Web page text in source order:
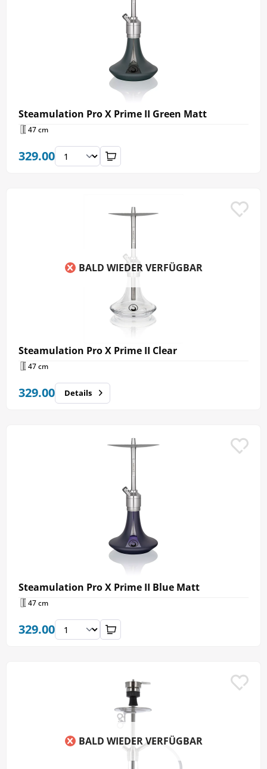
Steamulation Pro X Prime II Green Matt
47 cm
329.00
BALD WIEDER VERFÜGBAR
Steamulation Pro X Prime II Clear
47 cm
329.00 Details
Steamulation Pro X Prime II Blue Matt
47 cm
329.00
BALD WIEDER VERFÜGBAR